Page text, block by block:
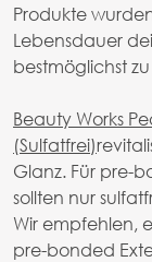
Produkte
Lebensdauer
bestmöglichst
Beauty Works
(Sulfatfrei)
Glanz. Für pre-
sollten nur
Wir empfehlen,
pre-bonded